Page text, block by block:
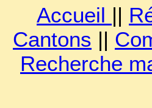
Accueil ||
Cantons ||
Recherche